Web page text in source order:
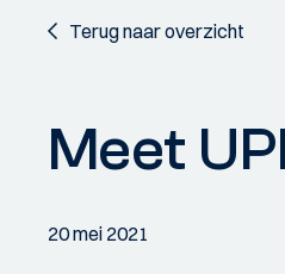
Terug naar overzicht
Meet
20 mei 2021